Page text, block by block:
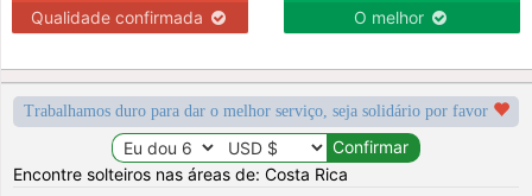
Qualidade confirmada O melhor
Trabalhamos duro para dar o melhor serviço, seja solidário por favor
Encontre solteiros nas áreas de: Costa Rica